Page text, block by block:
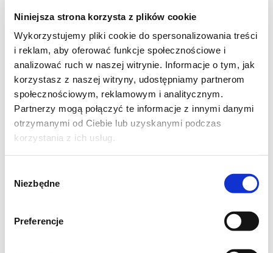
Niniejsza strona korzysta z plików cookie
Wykorzystujemy pliki cookie do spersonalizowania treści
i reklam, aby oferować funkcje społecznościowe i
analizować ruch w naszej witrynie. Informacje o tym, jak
korzystasz z naszej witryny, udostępniamy partnerom
społecznościowym, reklamowym i analitycznym.
Partnerzy mogą połączyć te informacje z innymi danymi
otrzymanymi od Ciebie lub uzyskanymi podczas
korzystania z ich usług.
zgody
Niezbędne
Preferencje
prawdziwki albo podgrzybki, broń Boże
pieczarki)
4 ugotowane na twardo jajka
puszka groszku zielonego
1 mała cebulka
sól, pieprz
Grzyby osącz na sicie, dobrze opłukaj zimną